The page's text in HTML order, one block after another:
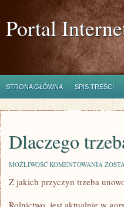
Portal
STRONA GŁÓWNA SPIS TREŚCI
Dlaczego
MOŻLIWOŚĆ KOMENTOWANIA
Z jakich przyczyn trzeba
Rolnictwo, jest aktualnie w